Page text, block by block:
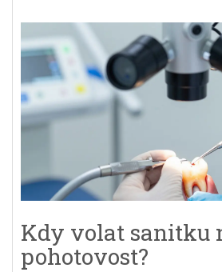
Kdy volat sanitku
pohotovost?